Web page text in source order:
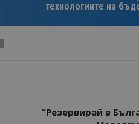
технологиите на
“Резервирай в